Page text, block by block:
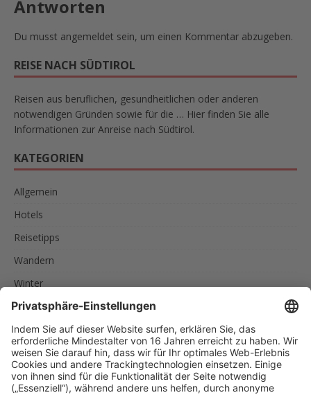
Antworten
Du musst angemeldet sein, um einen Kommentar abzugeben.
REISE NACH SÜDTIROL
Reisen aus beruflichen, gesundheitlichen oder anderen
notwendigen Gründen sowie für die … Hier finden Sie alle
Informationen zur Anreise nach Südtirol.
KATEGORIEN
Allgemein
Hotels
Reisetipps
Wandern
Winter
SCHLAGWÖRTER
AKTIVURLAUB FAMILIEN FEINSCHMECKER ITALIEN
RADREISEN RADTOUREN RAD UND SCHIFF